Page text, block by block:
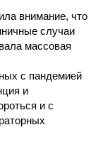
внимание, что
случаи
массовая
с пандемией
и
и с